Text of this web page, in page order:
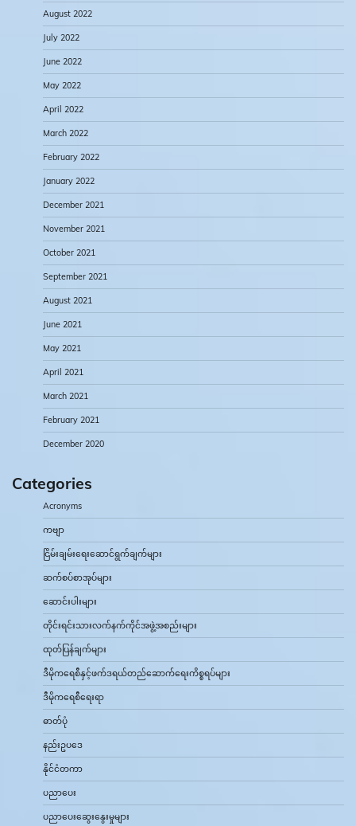
August 2022
July 2022
June 2022
May 2022
April 2022
March 2022
February 2022
January 2022
December 2021
November 2021
October 2021
September 2021
August 2021
June 2021
May 2021
April 2021
March 2021
February 2021
December 2020
Categories
Acronyms
ကဗျာ
ငြိမ်းချမ်းရေးဆောင်ရွက်ချက်များ
ဆက်စပ်စာအုပ်များ
ဆောင်းပါးများ
တိုင်းရင်းသားလက်နက်ကိုင်အဖွဲ့အစည်းများ
ထုတ်ပြန်ချက်များ
ဒီမိုကရေစီနှင့်ဖက်ဒရယ်တည်ဆောက်‌ရေးကိစ္စရပ်များ
ဒီမိုကရေစီရေးရာ
ဓာတ်ပုံ
နည်းဥပဒေ
နိုင်ငံတကာ
ပညာပေး
ပညာပေးဆွေးနွေးမှုများ